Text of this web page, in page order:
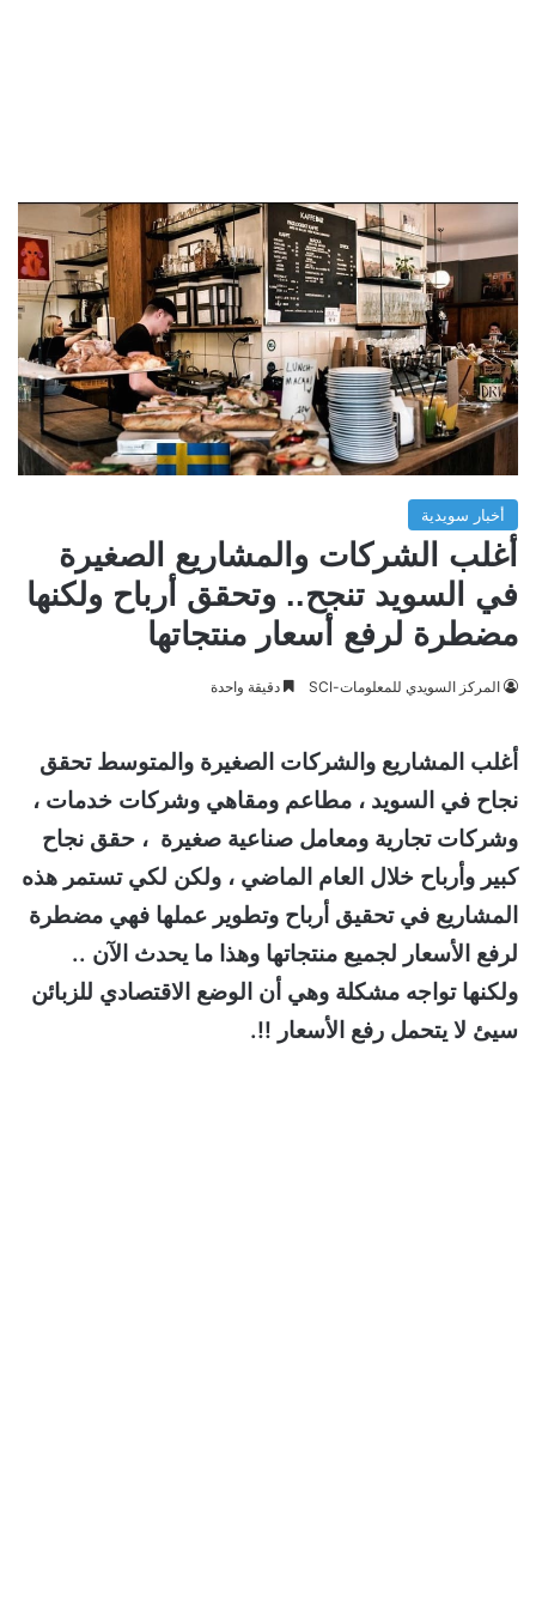
أخبار سويدية
أغلب الشركات والمشاريع الصغيرة
في السويد تنجح.. وتحقق أرباح ولكنها
مضطرة لرفع أسعار منتجاتها
المركز السويدي للمعلومات-SCI دقيقة واحدة
أغلب المشاريع والشركات الصغيرة والمتوسط تحقق
نجاح في السويد ، مطاعم ومقاهي وشركات خدمات ،
وشركات تجارية ومعامل صناعية صغيرة ، حقق نجاح
كبير وأرباح خلال العام الماضي ، ولكن لكي تستمر هذه
المشاريع في تحقيق أرباح وتطوير عملها فهي مضطرة
لرفع الأسعار لجميع منتجاتها وهذا ما يحدث الآن ..
ولكنها تواجه مشكلة وهي أن الوضع الاقتصادي للزبائن
سيئ لا يتحمل رفع الأسعار !!.